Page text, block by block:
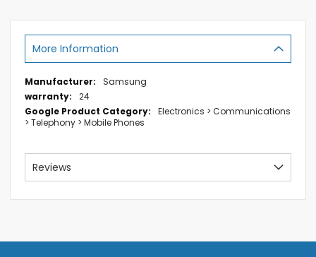
More Information
More
Information
Samsung
24
Electronics > Communications
> Telephony > Mobile Phones
Reviews